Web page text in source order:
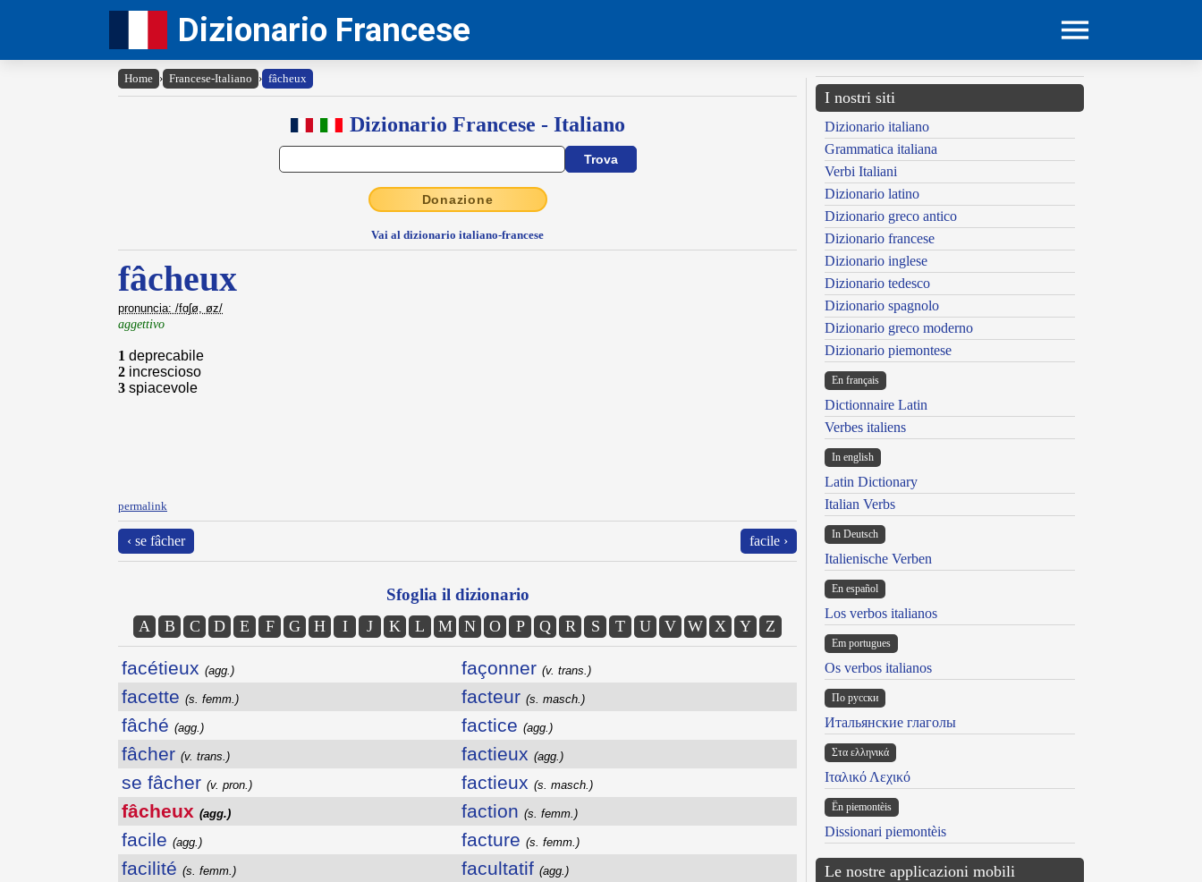
Dizionario Francese
Home › Francese-Italiano › fâcheux
Dizionario Francese - Italiano
Donazione
Vai al dizionario italiano-francese
fâcheux
pronuncia: /fɑʃø, øz/
aggettivo
1 deprecabile
2 increscioso
3 spiacevole
permalink
‹ se fâcher facile ›
Sfoglia il dizionario
A B C D E F G H I J K L M N O P Q R S T U V W X Y Z
facétieux (agg.)
facette (s. femm.)
fâché (agg.)
fâcher (v. trans.)
se fâcher (v. pron.)
fâcheux (agg.)
facile (agg.)
facilité (s. femm.)
façonner (v. trans.)
facteur (s. masch.)
factice (agg.)
factieux (agg.)
factieux (s. masch.)
faction (s. femm.)
facture (s. femm.)
facultatif (agg.)
I nostri siti
Dizionario italiano
Grammatica italiana
Verbi Italiani
Dizionario latino
Dizionario greco antico
Dizionario francese
Dizionario inglese
Dizionario tedesco
Dizionario spagnolo
Dizionario greco moderno
Dizionario piemontese
En français
Dictionnaire Latin
Verbes italiens
In english
Latin Dictionary
Italian Verbs
In Deutsch
Italienische Verben
En español
Los verbos italianos
Em portugues
Os verbos italianos
По русски
Итальянские глаголы
Στα ελληνικά
Ιταλικό Λεχικό
Ën piemontèis
Dissionari piemontèis
Le nostre applicazioni mobili